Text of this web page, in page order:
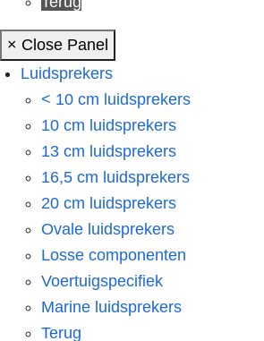
× Close Panel
Luidsprekers
< 10 cm luidsprekers
10 cm luidsprekers
13 cm luidsprekers
16,5 cm luidsprekers
20 cm luidsprekers
Ovale luidsprekers
Losse componenten
Voertuigspecifiek
Marine luidsprekers
Terug